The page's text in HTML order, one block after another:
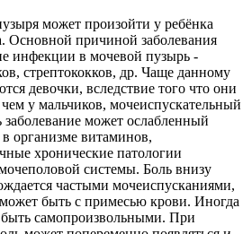
может произойти у ребёнка
Основной причиной заболевания
инфекции в мочевой пузырь -
стрептококков, др. Чаще данному
девочки, вследствие того что они
у мальчиков, мочеиспускательный
может ослабленный
организме витаминов,
хронические патологии
системы. Боль внизу
частыми мочеиспусканиями,
быть с примесью крови. Иногда
самопроизвольными. При